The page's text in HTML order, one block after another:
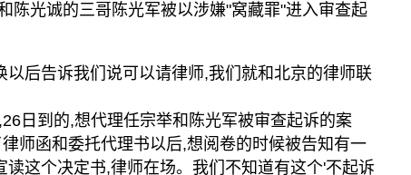
陈光诚的三哥陈光军被以涉嫌"窝藏罪"进入审查起
以后告诉我们说可以请律师,我们就和北京的律师联
日到的,想代理任宗举和陈光军被审查起诉的案
师函和委托代理书以后,想阅卷的时候被告知有一
读这个决定书,律师在场。我们不知道有这个'不起诉